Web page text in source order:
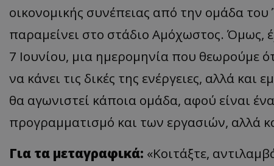
οικονομικής συνέπειας από την ομάδα
παραμείνει στο στάδιο Αμόχωστος. Όμως,
7 Ιουνίου, μια ημερομηνία που θεωρούμε
να κάνει τις δικές της ενέργειες, αλλά
θα αγωνιστεί κάποια ομάδα, αφού είναι
προγραμματισμό και των εργασιών, αλλά
Για τα μεταγραφικά: «Κοιτάξτε,